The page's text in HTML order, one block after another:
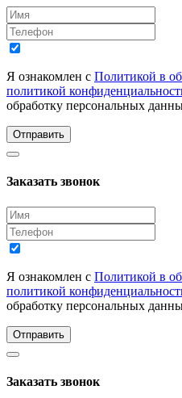
Я ознакомлен с Политикой в
политикой
обработку персональных
Отправить
Заказать звонок
Я ознакомлен с Политикой в
политикой
обработку персональных
Отправить
Заказать звонок